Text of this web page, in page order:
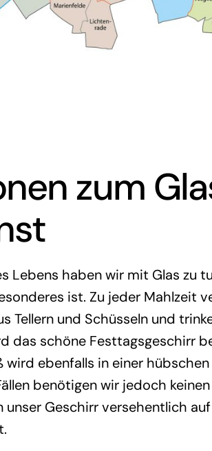
zum
Lebens haben wir mit Glas zu
ist. Zu jeder Mahlzeit
Tellern und Schüsseln und
das schöne Festtagsgeschirr
ebenfalls in einer
benötigen wir jedoch
unser Geschirr versehentlich